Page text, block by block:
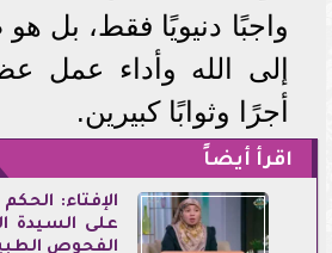
واجبًا دنيويًا فقط، بل
إلى الله وأداء عمل
أجرًا وثوابًا كبيرين.
اقرأ أيضاً
الإفتاء:
على السيدة
الفحوص